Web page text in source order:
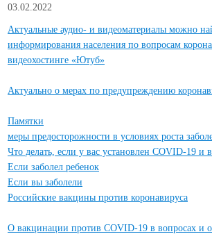
03.02.2022
Актуальные аудио- и видеоматериалы можно
информирования населения по вопросам
видеохостинге «Ютуб»
Актуально о мерах по предупреждению
Памятки
меры предосторожности в условиях роста
Что делать, если у вас установлен COVID-19 и
Если заболел ребенок
Если вы заболели
Российские вакцины против коронавируса
О вакцинации против COVID-19 в вопросах и